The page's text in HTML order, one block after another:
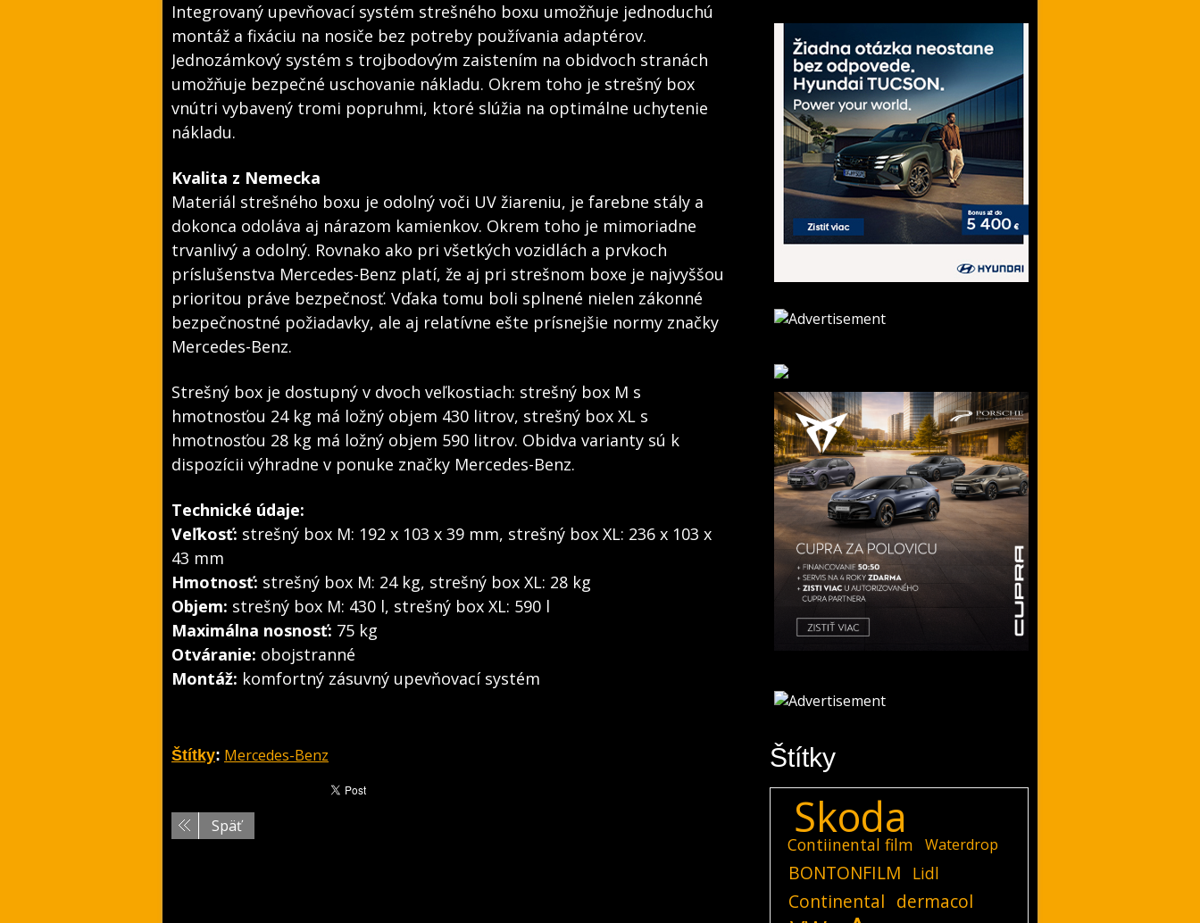
Integrovaný upevňovací systém strešného boxu umožňuje jednoduchú
montáž a fixáciu na nosiče bez potreby používania adaptérov.
Jednozámkový systém s trojbodovým zaistením na obidvoch stranách
umožňuje bezpečné uschovanie nákladu. Okrem toho je strešný box
vnútri vybavený tromi popruhmi, ktoré slúžia na optimálne uchytenie
nákladu.
Kvalita z Nemecka
Materiál strešného boxu je odolný voči UV žiareniu, je farebne stály a
dokonca odoláva aj nárazom kamienkov. Okrem toho je mimoriadne
trvanlivý a odolný. Rovnako ako pri všetkých vozidlách a prvkoch
príslušenstva Mercedes-Benz platí, že aj pri strešnom boxe je najvyššou
prioritou práve bezpečnosť. Vďaka tomu boli splnené nielen zákonné
bezpečnostné požiadavky, ale aj relatívne ešte prísnejšie normy značky
Mercedes-Benz.
Strešný box je dostupný v dvoch veľkostiach: strešný box M s
hmotnosťou 24 kg má ložný objem 430 litrov, strešný box XL s
hmotnosťou 28 kg má ložný objem 590 litrov. Obidva varianty sú k
dispozícii výhradne v ponuke značky Mercedes-Benz.
Technické údaje:
Veľkosť: strešný box M: 192 x 103 x 39 mm, strešný box XL: 236 x 103 x
43 mm
Hmotnosť: strešný box M: 24 kg, strešný box XL: 28 kg
Objem: strešný box M: 430 l, strešný box XL: 590 l
Maximálna nosnosť: 75 kg
Otváranie: obojstranné
Montáž: komfortný zásuvný upevňovací systém
Štítky: Mercedes-Benz
Späť
Štítky
Skoda
Contiinental film Waterdrop
BONTONFILM Lidl
Continental dermacol